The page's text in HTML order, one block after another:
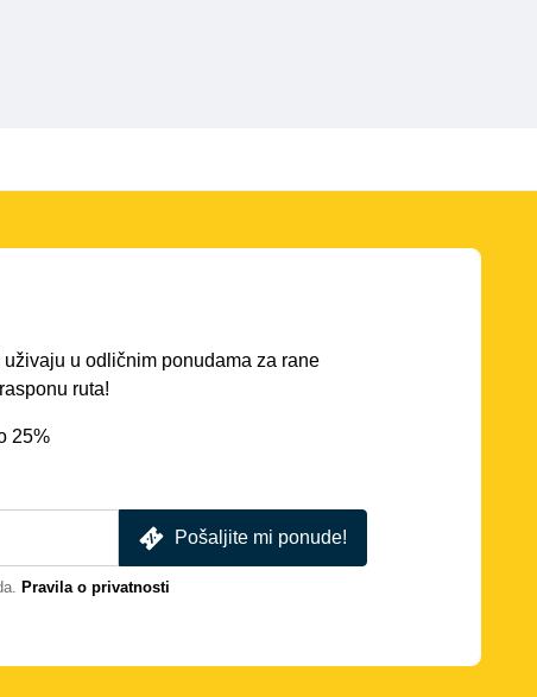
u odličnim ponudama za rane
ruta!
25%
Pošaljite mi ponude!
Pravila o privatnosti